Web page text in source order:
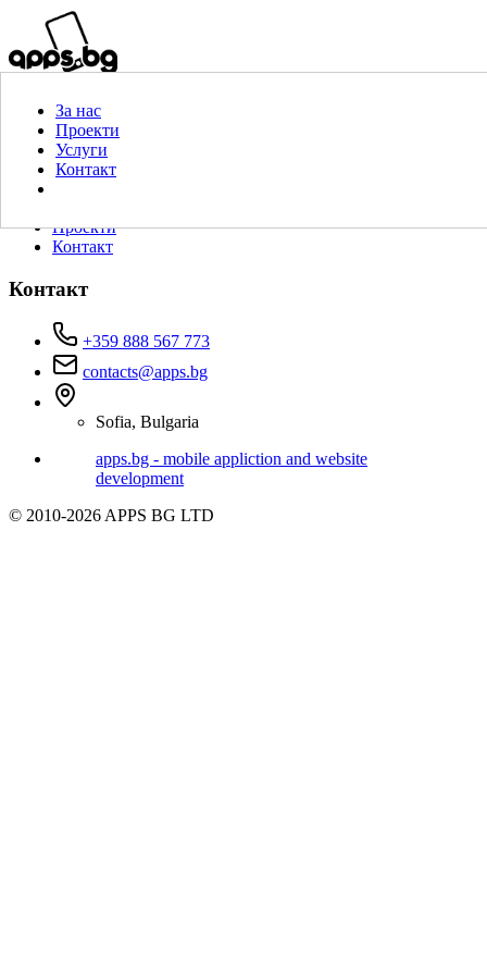
Свържи се сега за безплатна консултация!
За нас
Проекти
Услуги
Контакт
Проекти
Контакт
Контакт
+359 888 567 773
contacts@apps.bg
Sofia, Bulgaria
apps.bg - mobile appliction and website
development
© 2010-2026 APPS BG LTD